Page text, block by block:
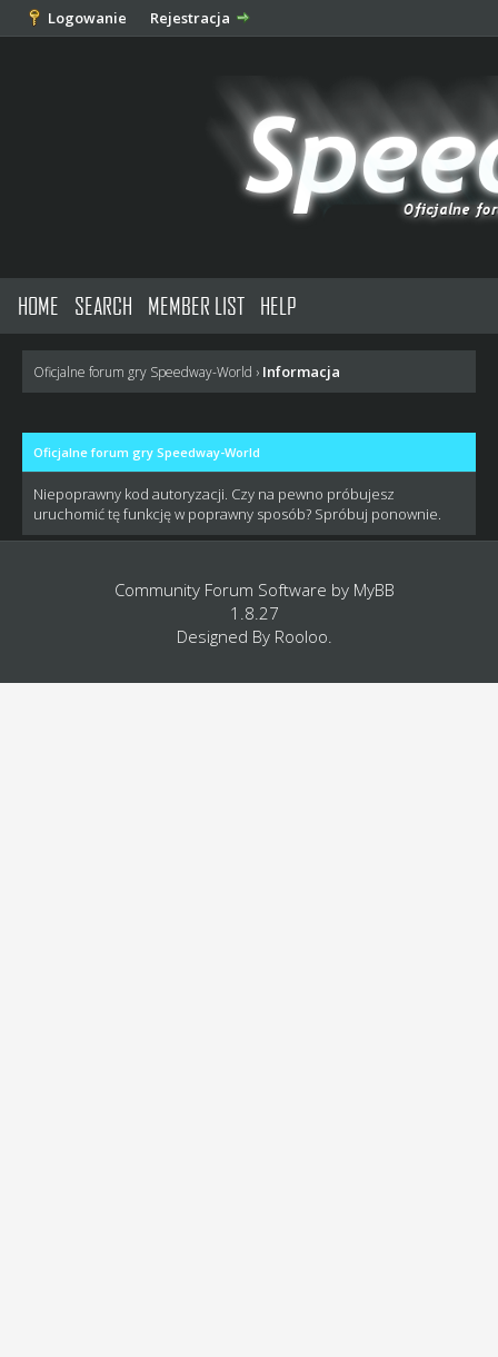
Logowanie Rejestracja
HOME SEARCH MEMBER LIST HELP
Oficjalne forum gry Speedway-World › Informacja
Oficjalne forum gry Speedway-World
Niepoprawny kod autoryzacji. Czy na pewno próbujesz
uruchomić tę funkcję w poprawny sposób? Spróbuj ponownie.
Community Forum Software by MyBB
1.8.27
Designed By Rooloo.